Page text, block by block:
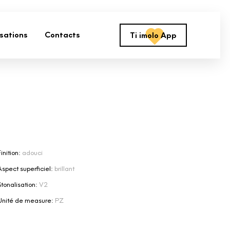
Contacts Ti imolo App
adouci
superficiel: brillant
V2
de measure: PZ